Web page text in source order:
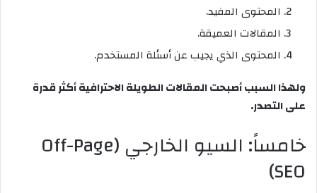
المحتوى المفيد.
المقالات العميقة.
المحتوى الذي يجيب عن أسئلة المستخدم.
ولهذا السبب أصبحت المقالات الطويلة الاحترافية أكثر قدرة
على التصدر.
خامساً: السيو الخارجي (Off-Page
SEO)